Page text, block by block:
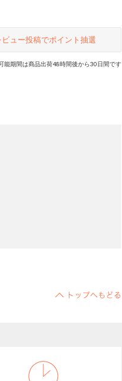
ビュー投稿でポイント抽選
能期間は商品出荷48時間後から30日間です